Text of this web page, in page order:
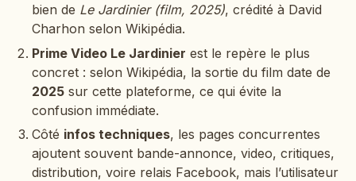
bien de Le Jardinier (film, 2025), crédité à David
Charhon selon Wikipédia.
Prime Video Le Jardinier est le repère le plus
concret : selon Wikipédia, la sortie du film date de
2025 sur cette plateforme, ce qui évite la
confusion immédiate.
Côté infos techniques, les pages concurrentes
ajoutent souvent bande-annonce, video, critiques,
distribution, voire relais Facebook, mais l’utilisateur